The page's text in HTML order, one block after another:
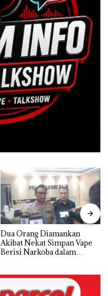
Dua Orang Diamankan
Akibat Nekat Simpan Vape
Berisi Narkoba dalam